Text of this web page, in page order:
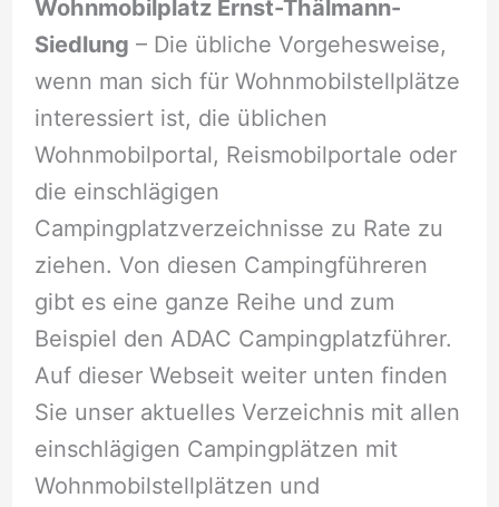
Wohnmobilplatz Ernst-Thälmann-
Siedlung – Die übliche Vorgehesweise,
wenn man sich für Wohnmobilstellplätze
interessiert ist, die üblichen
Wohnmobilportal, Reismobilportale oder
die einschlägigen
Campingplatzverzeichnisse zu Rate zu
ziehen. Von diesen Campingführeren
gibt es eine ganze Reihe und zum
Beispiel den ADAC Campingplatzführer.
Auf dieser Webseit weiter unten finden
Sie unser aktuelles Verzeichnis mit allen
einschlägigen Campingplätzen mit
Wohnmobilstellplätzen und